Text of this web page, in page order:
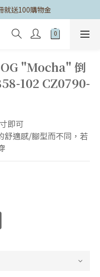
就送100購物金
"Mocha" 倒
102 CZ0790-
即可
舒適感/腳型而不同，若